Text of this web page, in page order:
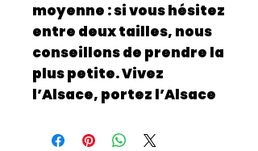
moyenne : si vous hésitez
entre deux tailles, nous
conseillons de prendre la
plus petite. Vivez
l’Alsace, portez l’Alsace